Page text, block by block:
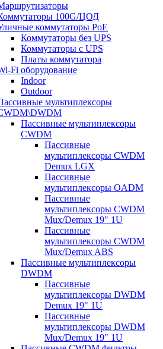
100G/ЦОД
коммутаторы PoE
Коммутаторы без UPS
Коммутаторы с UPS
Платы коммутатора
Fi оборудование
Indoor
Outdoor
мультиплексоры
Пассивные мультиплексоры
CWDM
Пассивные
мультиплексоры CWDM
Demux LGX
Пассивные
мультиплексоры OADM
Пассивные
мультиплексоры CWDM
Mux/Demux 19" 1U
Пассивные
мультиплексоры CWDM
Mux/Demux ABS
Пассивные мультиплексоры
DWDM
Пассивные
мультиплексоры DWDM
Demux 19" 1U
Пассивные
мультиплексоры DWDM
Mux/Demux 19" 1U